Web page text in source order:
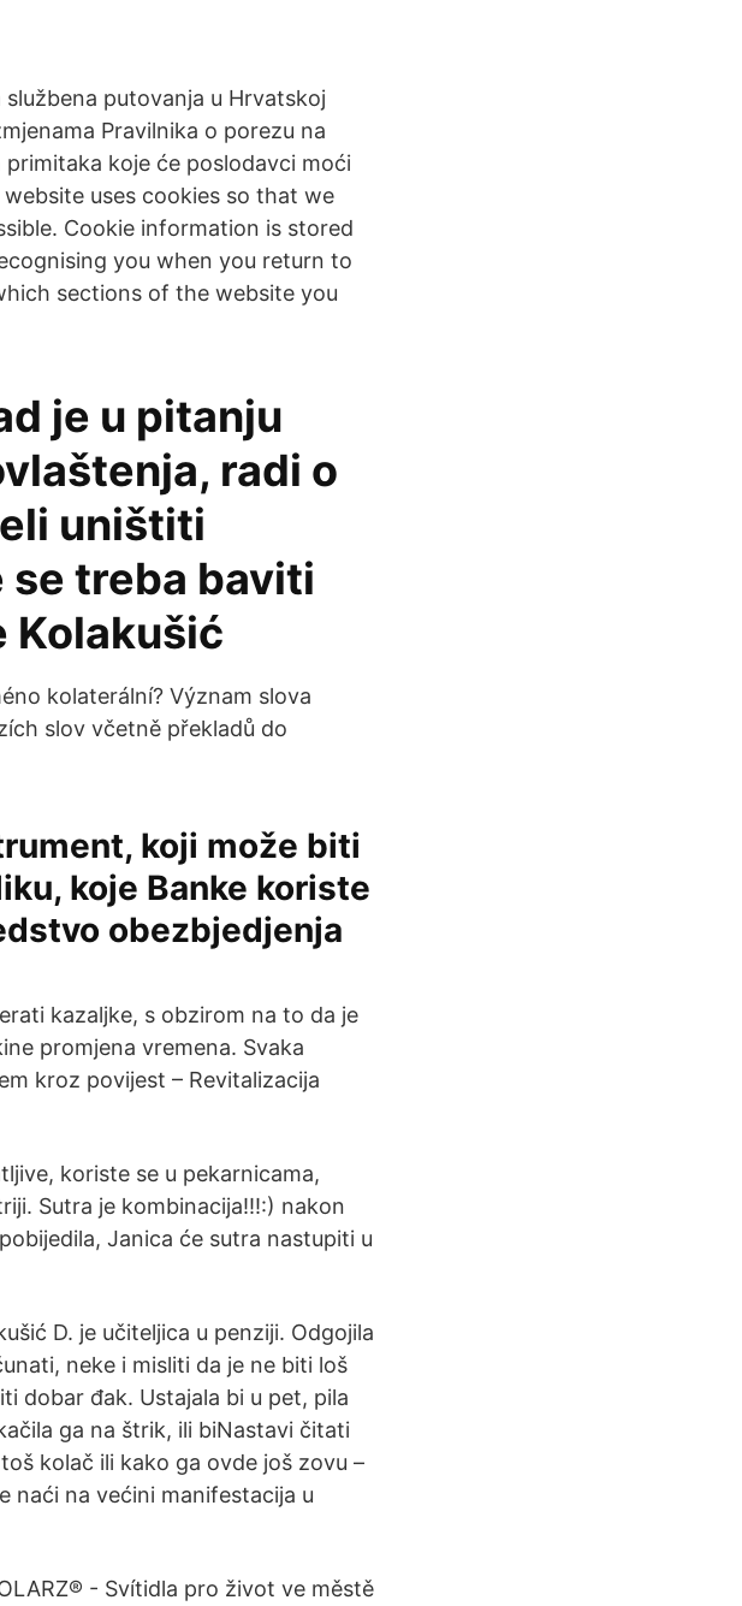
putovanja u Hrvatskoj
Pravilnika o porezu na
koje će poslodavci moći
uses cookies so that we
Cookie information is stored
you when you return to
sections of the website you
je u pitanju
radi o
uništiti
se treba baviti
Kolakušić
kolaterální? Význam slova
slov včetně překladů do
koji može biti
koje Banke koriste
obezbjedjenja
kazaljke, s obzirom na to da je
promjena vremena. Svaka
kroz povijest – Revitalizacija
koriste se u pekarnicama,
Sutra je kombinacija!!!:) nakon
Janica će sutra nastupiti u
D. je učiteljica u penziji. Odgojila
neke i misliti da je ne biti loš
dobar đak. Ustajala bi u pet, pila
ga na štrik, ili biNastavi čitati
kolač ili kako ga ovde još zovu –
naći na većini manifestacija u
- Svítidla pro život ve městě